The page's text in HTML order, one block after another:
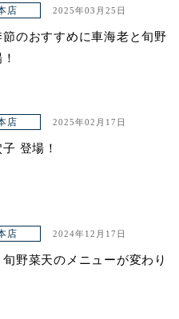
店 2025年03月25日
節のおすすめに車海老と旬野
店 2025年02月17日
登場！
店 2024年12月17日
野菜天のメニューが変わり